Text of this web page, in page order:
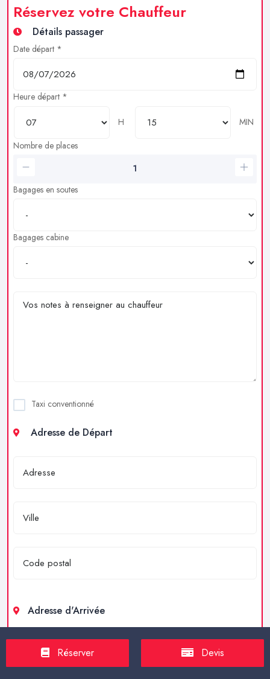
Réservez votre Chauffeur
Détails passager
Date départ *
Heure départ *
H
MIN
Nombre de places
Bagages en soutes
Bagages cabine
Taxi conventionné
Adresse de Départ
Adresse d'Arrivée
Réserver Devis